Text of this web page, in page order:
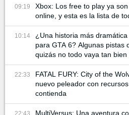
09:19
Xbox: Los free to play ya
online, y esta es la lista de
10:14
¿Una historia más
para GTA 6? Algunas pistas
quizás no todo vaya tan
22:33
FATAL FURY: City of the
nuevo peleador con
contienda
22:43 MultiVersus: Una aventura